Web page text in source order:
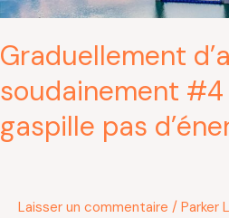
Graduellement
soudainement
gaspille pas
Laisser un commentaire / Parker
ne
pas